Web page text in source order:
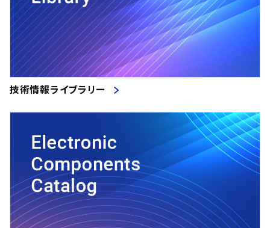
技術情報ライブラリー